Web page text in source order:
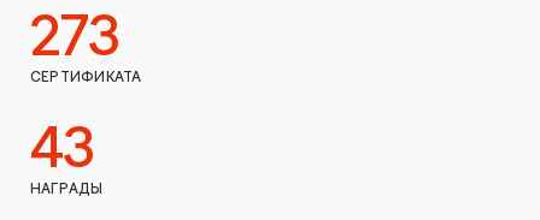
273
СЕРТИФИКАТА
43
НАГРАДЫ